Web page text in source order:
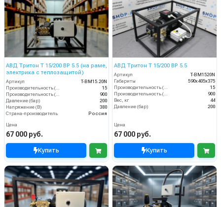
АВД Тритон T 15/200 ВР 5.5 (на раме,
электрика с теплозащитой)
Артикул
T-BM15.20N
Производительность (л/мин)
15
Производительность (л/ч)
900
Давление (бар)
200
Напряжение (В)
380
Страна-производитель
Россия
Цена
67 000 руб.
Купить
АВД Тритон T 15/200 BP 5.5
Артикул
T-BM1520N
Габариты
590х405х375
Производительность (л/мин)
15
Производительность (л/ч)
900
Вес, кг
44
Давление (бар)
200
Цена
67 000 руб.
Купить